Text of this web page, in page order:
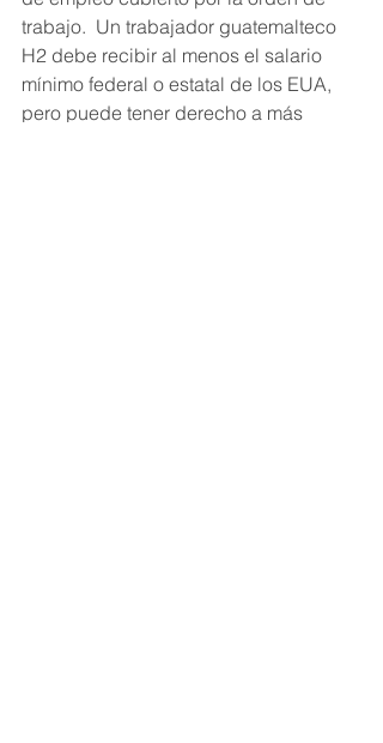
trabajo.  Un trabajador guatemalteco
H2 debe recibir al menos el salario
mínimo federal o estatal de los EUA,
pero puede tener derecho a más